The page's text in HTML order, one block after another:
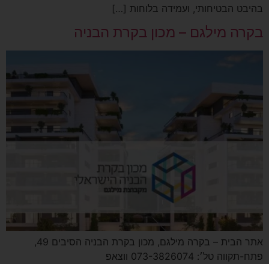
בהיבט הבטיחותי, ועמידה בלוחות […]
בקרה מילגם – מכון בקרת הבניה
אתר הבית – בקרה מילגם, מכון בקרת הבניה הסיבים 49,
פתח-תקווה טל׳: 073-3826074 ווצאפ